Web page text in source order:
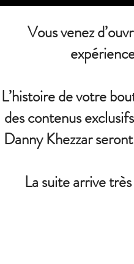
Vous venez
L’histoire de votre
des contenus
Danny Khezzar
La suite arrive